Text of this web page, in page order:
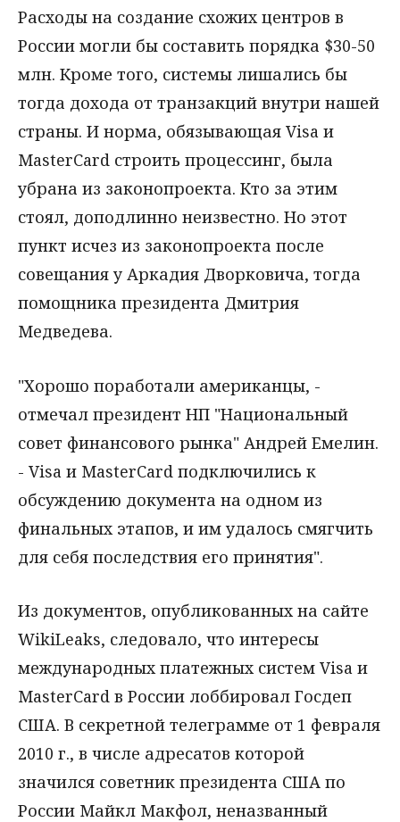
Расходы на создание схожих центров в
России могли бы составить порядка $30-50
млн. Кроме того, системы лишались бы
тогда дохода от транзакций внутри нашей
страны. И норма, обязывающая Visa и
MasterCard строить процессинг, была
убрана из законопроекта. Кто за этим
стоял, доподлинно неизвестно. Но этот
пункт исчез из законопроекта после
совещания у Аркадия Дворковича, тогда
помощника президента Дмитрия
Медведева.
"Хорошо поработали американцы, -
отмечал президент НП "Национальный
совет финансового рынка" Андрей Емелин.
- Visa и MasterCard подключились к
обсуждению документа на одном из
финальных этапов, и им удалось смягчить
для себя последствия его принятия".
Из документов, опубликованных на сайте
WikiLeaks, следовало, что интересы
международных платежных систем Visa и
MasterCard в России лоббировал Госдеп
США. В секретной телеграмме от 1 февраля
2010 г., в числе адресатов которой
значился советник президента США по
России Майкл Макфол, неназванный